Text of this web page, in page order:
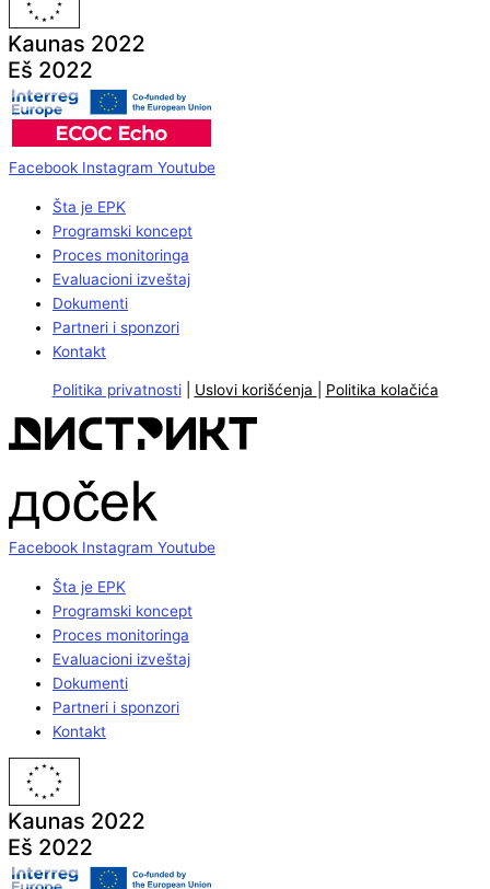
Facebook Instagram Youtube
Šta je EPK
Programski koncept
Proces monitoringa
Evaluacioni izveštaj
Dokumenti
Partneri i sponzori
Kontakt
Politika privatnosti| Uslovi korišćenja Politika kolačića
Facebook Instagram Youtube
Šta je EPK
Programski koncept
Proces monitoringa
Evaluacioni izveštaj
Dokumenti
Partneri i sponzori
Kontakt